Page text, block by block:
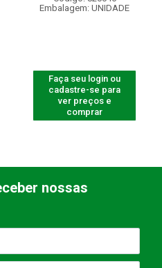
Embalagem: UNIDADE
Faça seu login ou
cadastre-se para
ver preços e
comprar
nossas